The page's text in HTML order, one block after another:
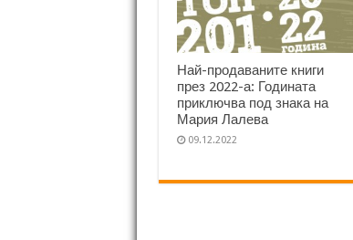
Най-продаваните книги
през 2022-а: Годината
приключва под знака на
Мария Лалева
09.12.2022